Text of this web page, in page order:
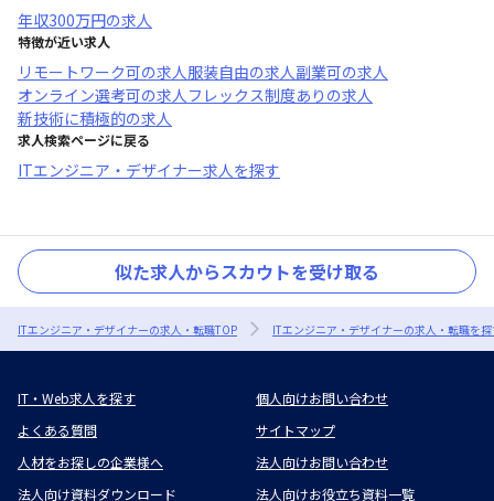
年収300万円の求人
特徴が近い求人
リモートワーク可の求人服装自由の求人副業可の求人
オンライン選考可の求人フレックス制度あり の求人
新技術に積極的の求人
求人検索ページに戻る
ITエンジニア・デザイナー求人を探す
似た求人からスカウトを受け取る
ITエンジニア・デザイナーの求人・転職TOP ITエンジニア・デザイナーの求人・転職を
IT・Web求人を探す
個人向けお問い合わせ
よくある質問
サイトマップ
人材をお探しの企業様へ
法人向けお問い合わせ
法人向け資料ダウンロード
法人向けお役立ち資料一覧